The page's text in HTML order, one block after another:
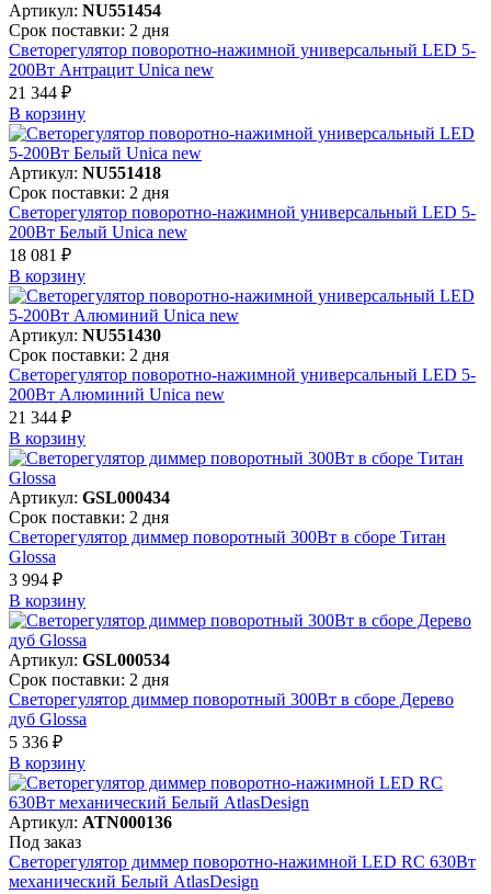
Артикул: NU551454
Срок поставки: 2 дня
Светорегулятор поворотно-нажимной универсальный LED 5-
200Вт Антрацит Unica new
21 344 ₽
В корзинy
Артикул: NU551418
Срок поставки: 2 дня
Светорегулятор поворотно-нажимной универсальный LED 5-
200Вт Белый Unica new
18 081 ₽
В корзинy
Артикул: NU551430
Срок поставки: 2 дня
Светорегулятор поворотно-нажимной универсальный LED 5-
200Вт Алюминий Unica new
21 344 ₽
В корзинy
Артикул: GSL000434
Срок поставки: 2 дня
Светорегулятор диммер поворотный 300Вт в сборе Титан
Glossa
3 994 ₽
В корзинy
Артикул: GSL000534
Срок поставки: 2 дня
Светорегулятор диммер поворотный 300Вт в сборе Дерево
дуб Glossa
5 336 ₽
В корзинy
Артикул: ATN000136
Под заказ
Светорегулятор диммер поворотно-нажимной LED RC 630Вт
механический Белый AtlasDesign